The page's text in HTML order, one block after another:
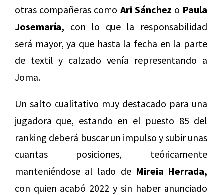
otras compañeras como Ari Sánchez o Paula
Josemaría, con lo que la responsabilidad
será mayor, ya que hasta la fecha en la parte
de textil y calzado venía representando a
Joma.
Un salto cualitativo muy destacado para una
jugadora que, estando en el puesto 85 del
ranking deberá buscar un impulso y subir unas
cuantas posiciones, teóricamente
manteniéndose al lado de Mireia Herrada,
con quien acabó 2022 y sin haber anunciado